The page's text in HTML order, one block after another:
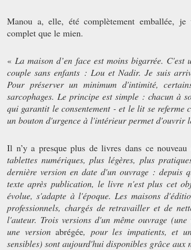
Manou a, elle, été complètement emballée,
complet que le mien.
« La maison d’en face est moins bigarrée.
couple sans enfants : Lou et Nadir. Je suis
Pour préserver un minimum d'intimité,
sarcophages. Le principe est simple : chacun à
qui garantit le consentement - et le lit se referme
un bouton d'urgence à l'intérieur permet d'ouvrir
Il n’y a presque plus de livres dans ce
tablettes numériques, plus légères, plus
dernière version en date d'un ouvrage : depuis
texte après publication, le livre n'est plus cet
évolue, s'adapte à l'époque. Les maisons
professionnels, chargés de retravailler et de
l'auteur. Trois versions d'un même ouvrage (une
une versionabrégée, pour les impatients, et
sensibles) sont aujourd'hui disponibles grâce aux